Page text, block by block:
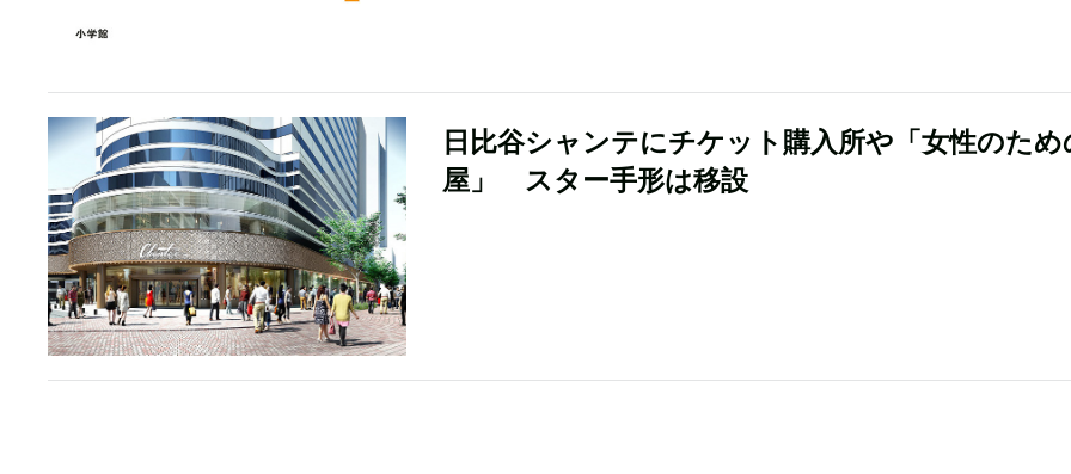
日比谷シャンテにチケット購入所や「女性のため
屋」 スター手形は移設